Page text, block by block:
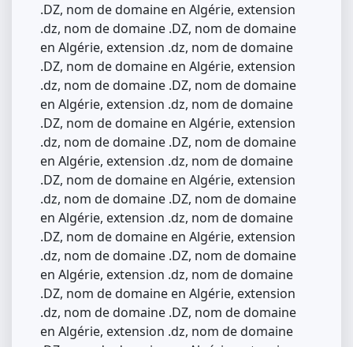
.DZ, nom de domaine en Algérie, extension
.dz, nom de domaine .DZ, nom de domaine
en Algérie, extension .dz, nom de domaine
.DZ, nom de domaine en Algérie, extension
.dz, nom de domaine .DZ, nom de domaine
en Algérie, extension .dz, nom de domaine
.DZ, nom de domaine en Algérie, extension
.dz, nom de domaine .DZ, nom de domaine
en Algérie, extension .dz, nom de domaine
.DZ, nom de domaine en Algérie, extension
.dz, nom de domaine .DZ, nom de domaine
en Algérie, extension .dz, nom de domaine
.DZ, nom de domaine en Algérie, extension
.dz, nom de domaine .DZ, nom de domaine
en Algérie, extension .dz, nom de domaine
.DZ, nom de domaine en Algérie, extension
.dz, nom de domaine .DZ, nom de domaine
en Algérie, extension .dz, nom de domaine